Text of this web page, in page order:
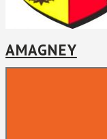
AMAGNEY